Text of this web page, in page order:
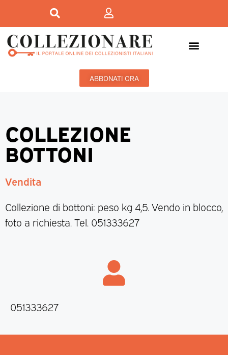
ABBONATI ORA
COLLEZIONE
BOTTONI
Vendita
Collezione di bottoni: peso kg 4,5. Vendo in blocco,
foto a richiesta. Tel. 051333627
051333627